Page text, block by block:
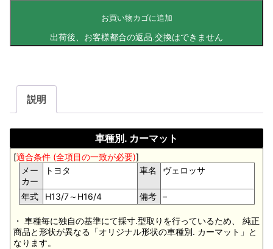
お買い物カゴに追加
説明
車種別. カーマット
[適合条件 (全項目の一致が必要)]
メー
カー
トヨタ 車名 ヴェロッサ
年式 H13/7～H16/4 備考 –
・ 車種毎に独自の基準にて採寸.型取りを行っているため、 純正
商品と形状が異なる「オリジナル形状の車種別. カーマット」と
なります。